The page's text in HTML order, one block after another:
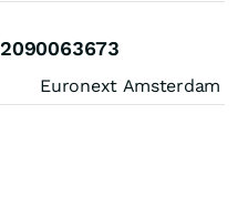
Euronext Amsterdam